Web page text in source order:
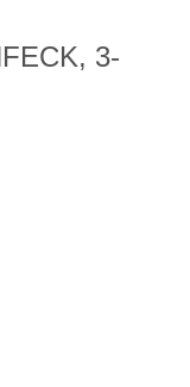
3-